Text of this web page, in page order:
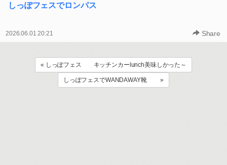
しっぽフェスでロンパス
2026.06.01 20:21 Share
« しっぽフェス キッチンカーlunch美味しかった～
しっぽフェスでWANDAWAY靴 »